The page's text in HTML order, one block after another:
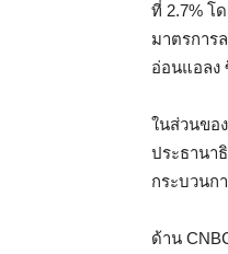
ที่ 2.7% โ
มาตรการ
อ่อนแอลง
ในส่วนขอ
ประธานา
กระบวนก
ด้าน